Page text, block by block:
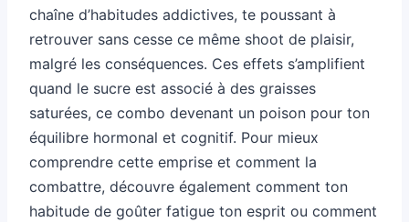
chaîne d’habitudes addictives, te poussant à
retrouver sans cesse ce même shoot de plaisir,
malgré les conséquences. Ces effets s’amplifient
quand le sucre est associé à des graisses
saturées, ce combo devenant un poison pour ton
équilibre hormonal et cognitif. Pour mieux
comprendre cette emprise et comment la
combattre, découvre également comment ton
habitude de goûter fatigue ton esprit ou comment